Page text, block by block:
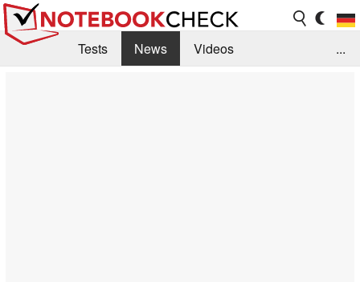
Tests News
Videos
...